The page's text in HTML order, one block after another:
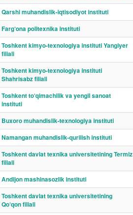
Qarshi muhandislik-iqtisodiyot instituti
Farg‘ona politexnika instituti
Toshkent kimyo-texnologiya instituti Yangiyer
filiali
Toshkent kimyo-texnologiya instituti
Shahrisabz filiali
Toshkent to‘qimachilik va yengil sanoat
instituti
Buxoro muhandislik-texnologiya instituti
Namangan muhandislik-qurilish instituti
Toshkent davlat texnika universitetining Termiz
filiali
Andijon mashinasozlik instituti
Toshkent davlat texnika universitetining
Qo‘qon filiali